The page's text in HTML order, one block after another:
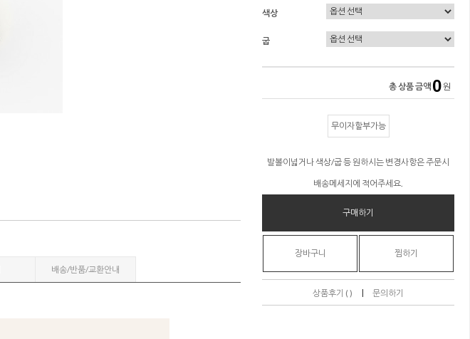
배송/반품/교환안내
색상
굽
총 상품 금액 0 원
무이자할부가능
발볼이넓거나 색상/굽 등 원하시는 변경사항은 주문시
배송메세지에 적어주세요.
구매하기
장바구니 찜하기
상품후기 ( ) | 문의하기